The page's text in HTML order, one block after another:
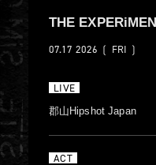
THE
07.17 2026 ❲ FRI ❳
LIVE
郡山Hipshot Japan
ACT